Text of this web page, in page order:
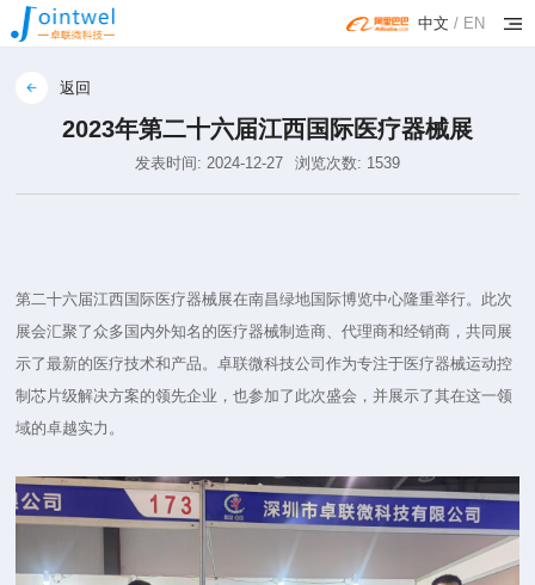
中文 / EN
返回
2023年第二十六届江西国际医疗器械展
发表时间: 2024-12-27 浏览次数: 1539
第二十六届江西国际医疗器械展在南昌绿地国际博览中心隆重举行。此次
展会汇聚了众多国内外知名的医疗器械制造商、代理商和经销商，共同展
示了最新的医疗技术和产品。卓联微科技公司作为专注于医疗器械运动控
制芯片级解决方案的领先企业，也参加了此次盛会，并展示了其在这一领
域的卓越实力。